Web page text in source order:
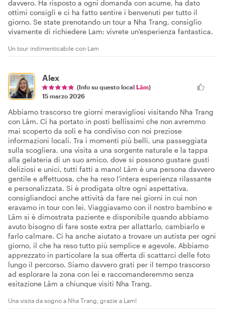
davvero. Ha risposto a ogni domanda con acume, ha dato
ottimi consigli e ci ha fatto sentire i benvenuti per tutto il
giorno. Se state prenotando un tour a Nha Trang, consiglio
vivamente di richiedere Lam: vivrete un'esperienza fantastica.
Un tour indimenticabile con Lam
Alex
(Info su questo local Lâm)
15 marzo 2026
Abbiamo trascorso tre giorni meravigliosi visitando Nha Trang
con Lâm. Ci ha portato in posti bellissimi che non avremmo
mai scoperto da soli e ha condiviso con noi preziose
informazioni locali. Tra i momenti più belli, una passeggiata
sulla scogliera, una visita a una sorgente naturale e la tappa
alla gelateria di un suo amico, dove si possono gustare gusti
deliziosi e unici, tutti fatti a mano! Lâm è una persona davvero
gentile e affettuosa, che ha reso l'intera esperienza rilassante
e personalizzata. Si è prodigata oltre ogni aspettativa,
consigliandoci anche attività da fare nei giorni in cui non
eravamo in tour con lei. Viaggiavamo con il nostro bambino e
Lâm si è dimostrata paziente e disponibile quando abbiamo
avuto bisogno di fare soste extra per allattarlo, cambiarlo e
farlo calmare. Ci ha anche aiutato a trovare un autista per ogni
giorno, il che ha reso tutto più semplice e agevole. Abbiamo
apprezzato in particolare la sua offerta di scattarci delle foto
lungo il percorso. Siamo davvero grati per il tempo trascorso
ad esplorare la zona con lei e raccomanderemmo senza
esitazione Lâm a chiunque visiti Nha Trang.
Una visita da sogno a Nha Trang, grazie a Lam!